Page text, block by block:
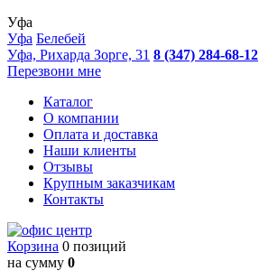
Уфа
Уфа Белебей
Уфа, Рихарда Зорге, 31 8 (347) 284-68-12
Перезвони мне
Каталог
О компании
Оплата и доставка
Наши клиенты
Отзывы
Крупным заказчикам
Контакты
Корзина 0 позиций
на сумму 0